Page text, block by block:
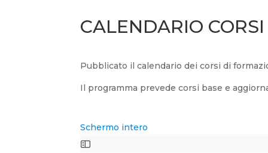
CALENDARIO
Pubblicato il calendario dei corsi di
Il programma prevede corsi base e
Schermo intero
Skip